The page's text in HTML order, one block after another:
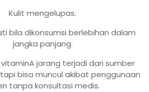
Kulit mengelupas.
bila dikonsumsi berlebihan dalam
jangka panjang.
jarang terjadi dari sumber
bisa muncul akibat penggunaan
tanpa konsultasi medis.